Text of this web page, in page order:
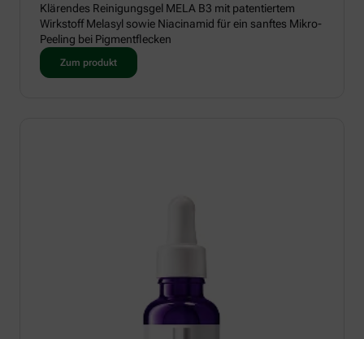
Klärendes Reinigungsgel MELA B3 mit patentiertem
Wirkstoff Melasyl sowie Niacinamid für ein sanftes Mikro-
Peeling bei Pigmentflecken
Zum produkt